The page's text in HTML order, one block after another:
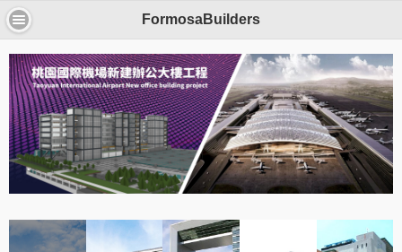
FormosaBuilders